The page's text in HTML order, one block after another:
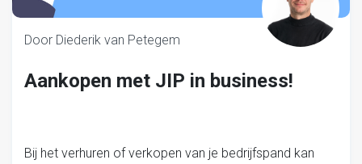
Door Diederik van Petegem
Aankopen met JIP in business!
Bij het verhuren of verkopen van je bedrijfspand kan